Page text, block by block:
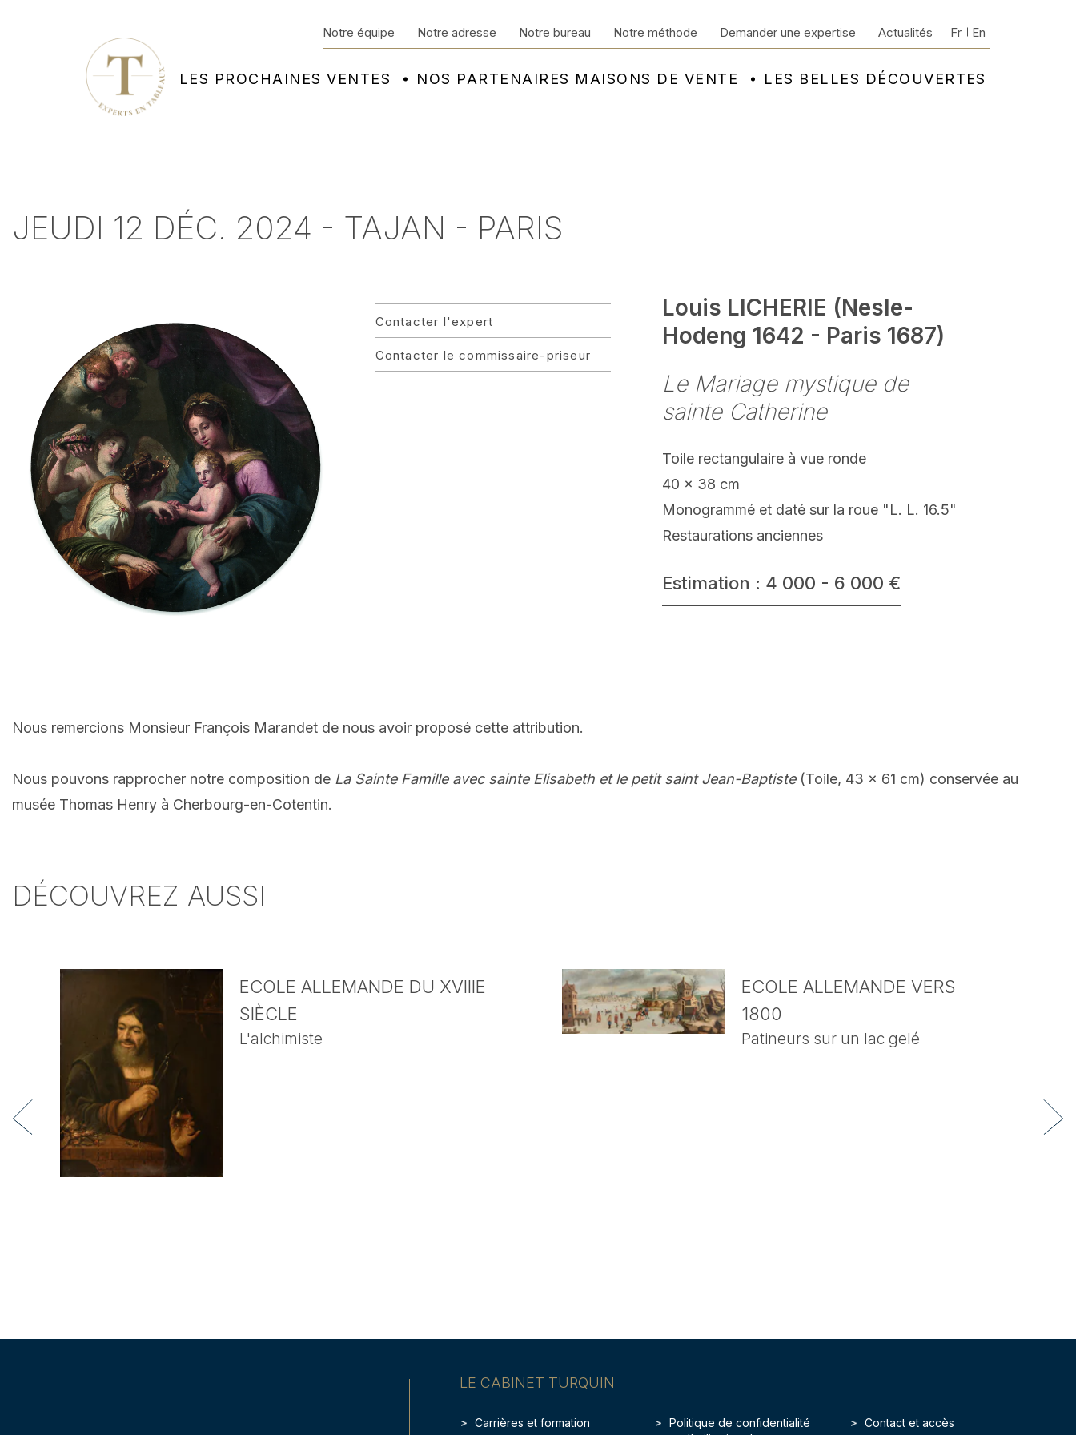
LES PROCHAINES VENTES NOS PARTENAIRES MAISONS DE VENTE LES BELLES DÉCOUVERTES
Notre équipe Notre adresse Notre bureau Notre méthode Demander une expertise Actualités Fr En
JEUDI 12 DÉC. 2024 - TAJAN - PARIS
Contacter l'expert
Contacter le commissaire-priseur
Louis LICHERIE (Nesle-
Hodeng 1642 - Paris 1687)
Le Mariage mystique de
sainte Catherine
Toile rectangulaire à vue ronde
40 x 38 cm
Monogrammé et daté sur la roue "L. L. 16.5"
Restaurations anciennes
Estimation : 4 000 - 6 000 €
Nous remercions Monsieur François Marandet de nous avoir proposé cette attribution.
Nous pouvons rapprocher notre composition de La Sainte Famille avec sainte Elisabeth et le petit saint Jean-Baptiste (Toile, 43 x 61 cm) conservée au
musée Thomas Henry à Cherbourg-en-Cotentin.
DÉCOUVREZ AUSSI
ECOLE ALLEMANDE DU XVIIIE
SIÈCLE
L'alchimiste
ECOLE ALLEMANDE VERS
1800
Patineurs sur un lac gelé
LE CABINET TURQUIN
Carrières et formation
Politique de confidentialité
Contact et accès